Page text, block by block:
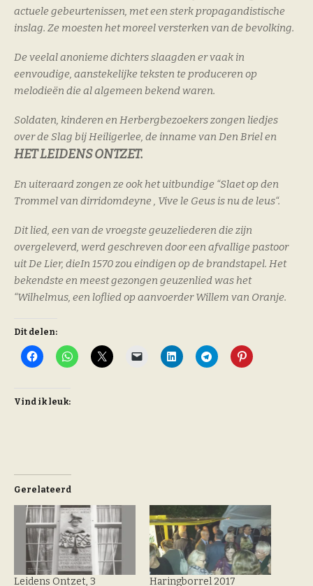
actuele gebeurtenissen, met een sterk propagandistische
inslag. Ze moesten het moreel versterken van de bevolking.
De veelal anonieme dichters slaagden er vaak in
eenvoudige, aanstekelijke teksten te produceren op
melodieën die al algemeen bekend waren.
Soldaten, kinderen en Herbergbezoekers zongen liedjes
over de Slag bij Heiligerlee, de inname van Den Briel en
HET LEIDENS ONTZET.
En uiteraard zongen ze ook het uitbundige “Slaet op den
Trommel van dirridomdeyne , Vive le Geus is nu de leus“.
Dit lied, een van de vroegste geuzeliederen die zijn
overgeleverd, werd geschreven door een afvallige pastoor
uit De Lier, dieIn 1570 zou eindigen op de brandstapel. Het
bekendste en meest gezongen geuzenlied was het
“Wilhelmus, een loflied op aanvoerder Willem van Oranje.
Dit delen:
Vind ik leuk:
Gerelateerd
Leidens Ontzet, 3 Haringborrel 2017